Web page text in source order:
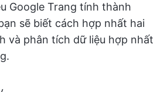
Google Trang tính thành
sẽ biết cách hợp nhất hai
và phân tích dữ liệu hợp nhất